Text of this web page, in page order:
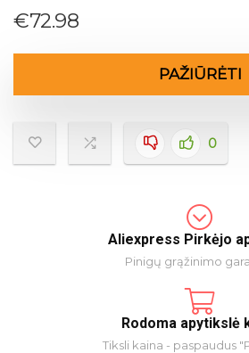
€72.98
PAŽIŪRĖTI
0
Aliexpress Pirkėjo
Pinigų grąžinimo
Rodoma apytikslė
Tiksli kaina - paspaudus